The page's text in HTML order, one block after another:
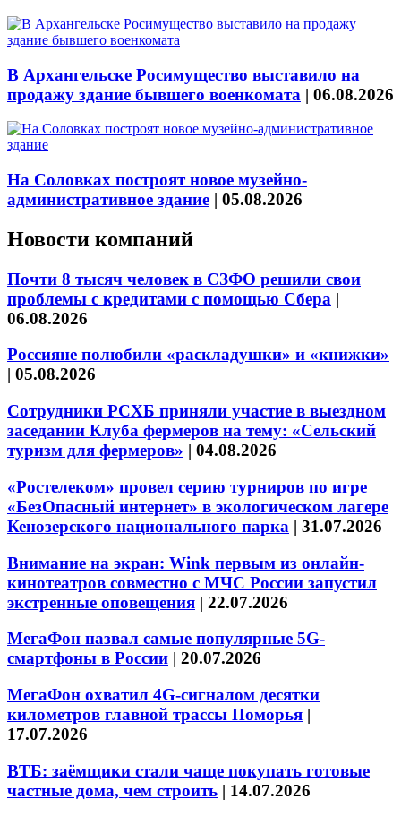
В Архангельске Росимущество выставило на
продажу здание бывшего военкомата | 06.08.2026
На Соловках построят новое музейно-
административное здание | 05.08.2026
Новости компаний
Почти 8 тысяч человек в СЗФО решили свои
проблемы с кредитами с помощью Сбера |
06.08.2026
Россияне полюбили «раскладушки» и «книжки»
| 05.08.2026
Сотрудники РСХБ приняли участие в выездном
заседании Клуба фермеров на тему: «Сельский
туризм для фермеров» | 04.08.2026
«Ростелеком» провел серию турниров по игре
«БезОпасный интернет» в экологическом лагере
Кенозерского национального парка | 31.07.2026
Внимание на экран: Wink первым из онлайн-
кинотеатров совместно с МЧС России запустил
экстренные оповещения | 22.07.2026
МегаФон назвал самые популярные 5G-
смартфоны в России | 20.07.2026
МегаФон охватил 4G-сигналом десятки
километров главной трассы Поморья |
17.07.2026
ВТБ: заёмщики стали чаще покупать готовые
частные дома, чем строить | 14.07.2026